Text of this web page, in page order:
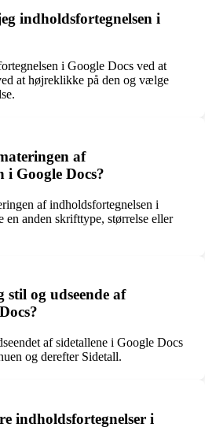
indholdsfortegnelsen i
i Google Docs ved at
at højreklikke på den og vælge
af
i Google Docs?
af indholdsfortegnelsen i
anden skrifttype, størrelse eller
og udseende af
af sidetallene i Google Docs
og derefter Sidetall.
indholdsfortegnelser i